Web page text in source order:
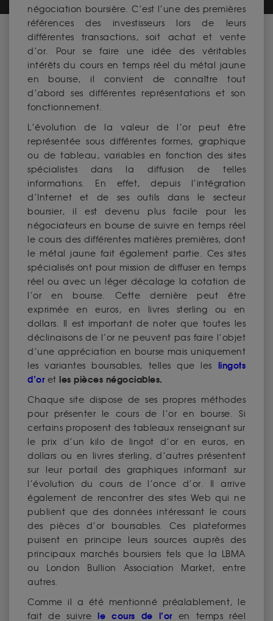
négociation boursière. C’est l’une des premières
références des investisseurs lors de leurs
différentes transactions, soit achat et vente
d’or. Pour se faire une idée des véritables
intérêts du cours en temps réel du métal jaune
en bourse, il convient de connaître tout
d’abord ses différentes représentations et son
fonctionnement.
L’évolution de la valeur de l’or peut être
représentée sous différentes formes, graphique
ou de tableau, variables en fonction des sites
spécialistes dans la diffusion de telles
informations. En effet, depuis l’intégration
d’Internet et de ses outils dans le secteur
boursier, il est devenu plus facile pour les
négociateurs en bourse de suivre en temps réel
le cours des différentes matières premières, dont
le métal jaune fait également partie. Ces sites
spécialisés ont pour mission de diffuser en temps
réel ou avec un léger décalage la cotation de
l’or en bourse. Cette dernière peut être
exprimée en euros, en livres sterling ou en
dollars. Il est important de noter que toutes les
déclinaisons de l’or ne peuvent pas faire l’objet
d’une appréciation en bourse mais uniquement
les variantes boursables, telles que les
lingots
d’oret les pièces négociables.
Chaque site dispose de ses propres méthodes
pour présenter le cours de l’or en bourse. Si
certains proposent des tableaux renseignant sur
le prix d’un kilo de lingot d’or en euros, en
dollars ou en livres sterling, d’autres présentent
sur leur portail des graphiques informant sur
l’évolution du cours de l’once d’or. Il arrive
également de rencontrer des sites Web qui ne
publient que des données intéressant le cours
des pièces d’or boursables. Ces plateformes
puisent en principe leurs sources auprès des
principaux marchés boursiers tels que la LBMA
ou London Bullion Association Market, entre
autres.
Comme il a été mentionné préalablement, le
fait de suivre
le cours de l’oren temps réel